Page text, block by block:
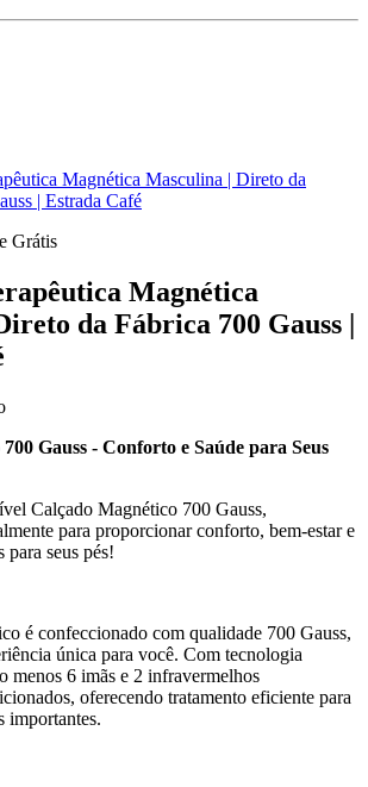
Magnética Masculina | Direto da
| Estrada Café
Grátis
Magnética
da Fábrica 700 Gauss |
Gauss - Conforto e Saúde para Seus
Calçado Magnético 700 Gauss,
para proporcionar conforto, bem-estar e
para seus pés!
é confeccionado com qualidade 700 Gauss,
única para você. Com tecnologia
menos 6 imãs e 2 infravermelhos
oferecendo tratamento eficiente para
importantes.